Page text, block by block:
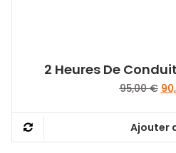
2 Heures De
95,00€ Le
Ajouter